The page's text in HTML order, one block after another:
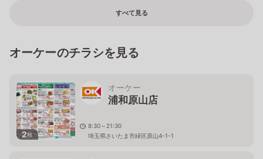
すべて見る
オーケーのチラシを見る
2枚
オーケー
浦和原山店
8:30～21:30
埼玉県さいたま市緑区原山4-1-1